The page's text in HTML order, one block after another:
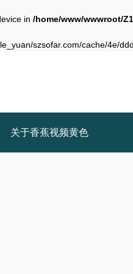
in /home/www/wwwroot/
szsofar.com/cache/4e/
关于香蕉视频黄色